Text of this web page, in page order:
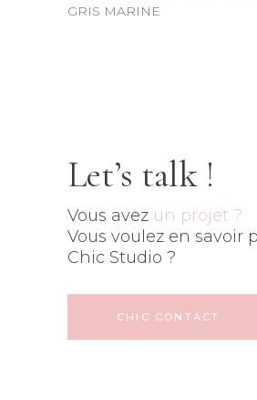
GRIS MARINE
Let’s talk !
Vous avez un projet ?
Vous voulez en savoir
Chic Studio ?
CHIC CONTACT